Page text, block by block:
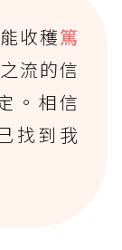
收穫篤
流的信
。相信
找到我